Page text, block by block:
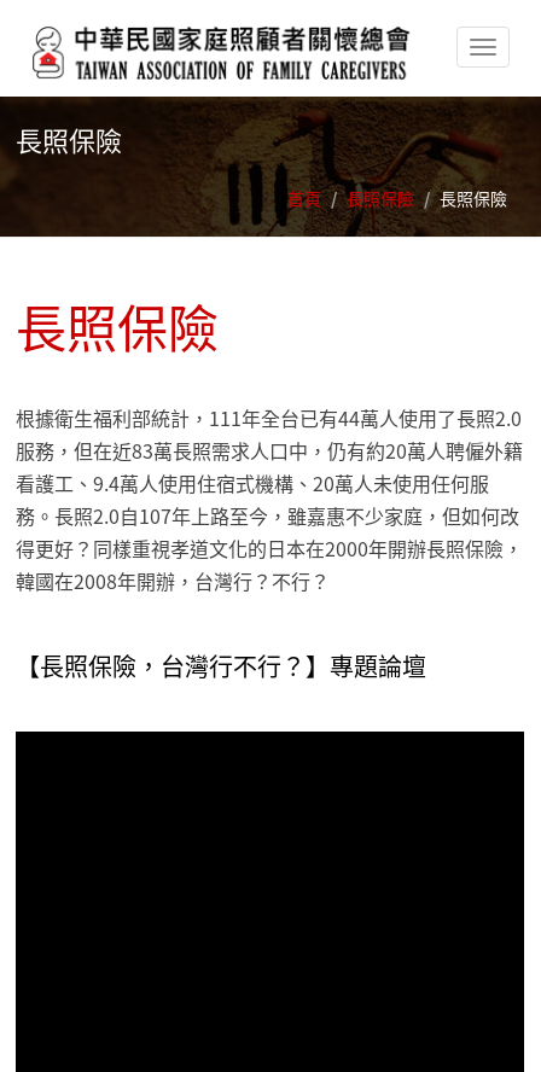
長照保險
首頁 / 長照保險 / 長照保險
長照保險
根據衛生福利部統計，111年全台已有44萬人使用了長照2.0
服務，但在近83萬長照需求人口中，仍有約20萬人聘僱外籍
看護工、9.4萬人使用住宿式機構、20萬人未使用任何服
務。長照2.0自107年上路至今，雖嘉惠不少家庭，但如何改
得更好？同樣重視孝道文化的日本在2000年開辦長照保險，
韓國在2008年開辦，台灣行？不行？
【長照保險，台灣行不行？】專題論壇